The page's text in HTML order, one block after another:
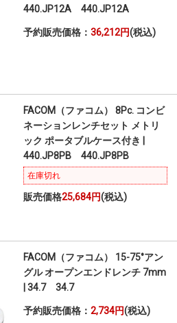
440.JP12A 440.JP12A
予約販売価格： 36,212円(税込)
FACOM（ファコム） 8Pc. コンビ
ネーションレンチセット メトリ
ック ポータブルケース付き |
440.JP8PB 440.JP8PB
在庫切れ
販売価格25,684円(税込)
FACOM（ファコム） 15-75°アン
グル オープンエンドレンチ 7mm
| 34.7 34.7
予約販売価格： 2,734円(税込)